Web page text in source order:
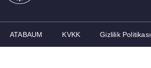
ATABAUM KVKK Gizlilik Politikası